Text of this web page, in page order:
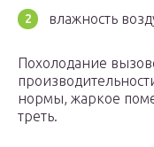
влажность
Похолодание
нормы, жаркое
треть.